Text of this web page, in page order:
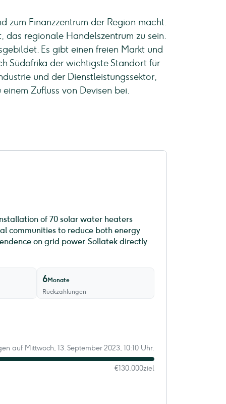
zum Finanzzentrum der Region macht.
das regionale Handelszentrum zu sein.
Es gibt einen freien Markt und
Südafrika der wichtigste Standort für
und der Dienstleistungssektor,
Zufluss von Devisen bei.
of 70 solar water heaters
communities to reduce both energy
on grid power. Sollatek directly
6Monate
Rückzahlungen
auf Mittwoch, 13. September 2023, 10:10 Uhr.
€130.000ziel